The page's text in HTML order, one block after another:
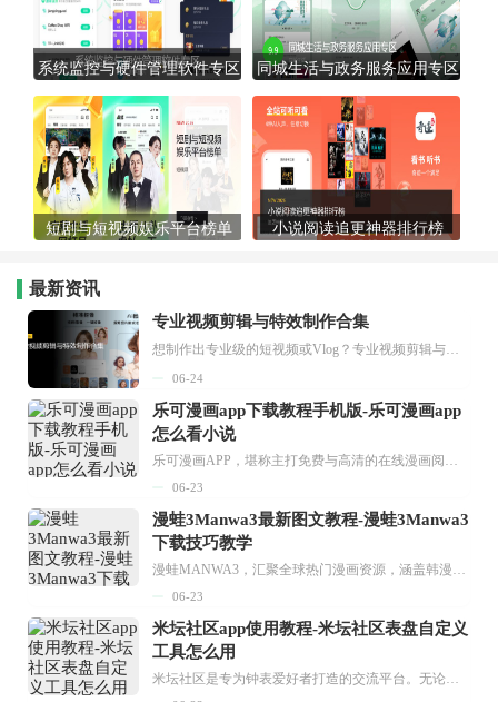
系统监控与硬件管理软件专区 同城生活与政务服务应用专区
短剧与短视频娱乐平台榜单 小说阅读追更神器排行榜
最新资讯
专业视频剪辑与特效制作合集
想制作出专业级的短视频或Vlog？专业视频剪辑与特效制作大全专题为你提供了从剪辑、抠像到特效包装的全套解决方案。无论是添加炫酷的片头、进行精准的视频抠图，还是制...
06-24
乐可漫画app下载教程手机版-乐可漫画app
怎么看小说
乐可漫画APP，堪称主打免费与高清的在线漫画阅读神器。其官方版提供海量完整版漫画资源，无论是国内漫画，还是日漫、韩漫、台漫、美漫等国外漫画，应有尽有，随时供你阅读。只需轻点一下，便能直接进入阅读界面。不仅如此，乐可漫画最新版本更新速度极快，在这里，你总能抢先看到全网一手漫画章节内容！...
06-23
漫蛙3Manwa3最新图文教程-漫蛙3Manwa3
下载技巧教学
漫蛙MANWA3，汇聚全球热门漫画资源，涵盖韩漫、欧美漫画、国漫等多种类型，题材丰富多样，全方位满足用户阅读喜好。它不仅是阅读平台，更是创作平台，为广大用户打造零门槛创作环境。...
06-23
米坛社区app使用教程-米坛社区表盘自定义
工具怎么用
米坛社区是专为钟表爱好者打造的交流平台。无论你是初涉钟表领域的普通爱好者，还是拥有多年收藏经验的资深玩家，都能在此找到属于自己的天地。 无需注册，就能轻松参与其中。通过专业的讨论论坛与丰富的交互功能，你可与世界各地的钟表爱好者畅快交流。若你钟情于钟表，米坛社区无疑是值得一试的理想之选。在这里，你能获取最新的手表资讯，交流见解，提升鉴赏品味，让每一块手表都成为收藏故事中重要的一部分。感兴趣的朋友，不要错过下载机会。...